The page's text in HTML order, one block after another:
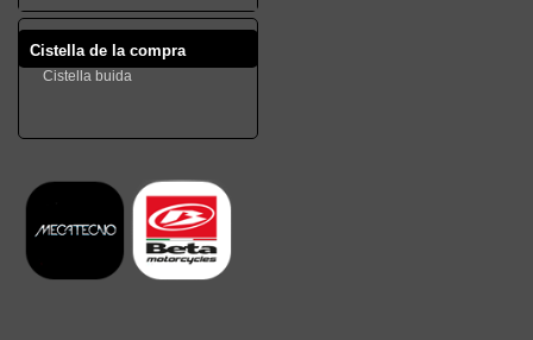
Cistella de la compra
Cistella buida